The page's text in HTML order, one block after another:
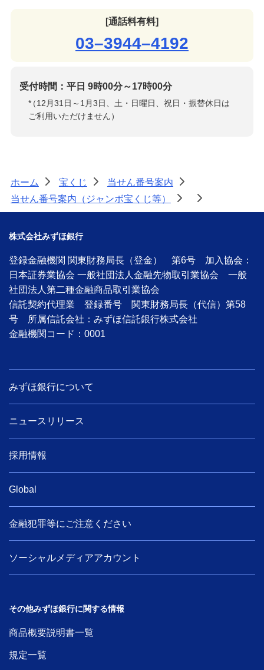
[通話料有料]
03–3944–4192
受付時間：平日 9時00分～17時00分
*
（12月31日～1月3日、土・日曜日、祝日・振替休日は
ご利用いただけません）
ホーム > 宝くじ > 当せん番号案内
>
当せん番号案内（ジャンボ宝くじ等）
> >
株式会社みずほ銀行
登録金融機関 関東財務局長（登金） 第6号 加入協会：
日本証券業協会 一般社団法人金融先物取引業協会 一般
社団法人第二種金融商品取引業協会
信託契約代理業 登録番号 関東財務局長（代信）第58
号 所属信託会社：みずほ信託銀行株式会社
金融機関コード：0001
みずほ銀行について
ニュースリリース
採用情報
Global
金融犯罪等にご注意ください
ソーシャルメディアアカウント
その他みずほ銀行に関する情報
商品概要説明書一覧
規定一覧